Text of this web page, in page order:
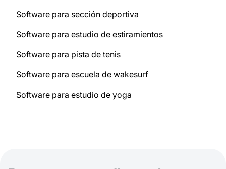
Software para sección deportiva
Software para estudio de estiramientos
Software para pista de tenis
Software para escuela de wakesurf
Software para estudio de yoga